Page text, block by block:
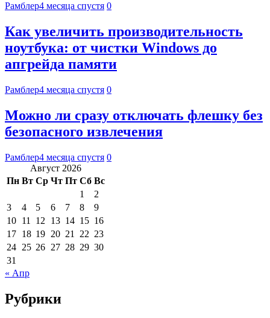
Рамблер4 месяца спустя 0
Как увеличить производительность
ноутбука: от чистки Windows до
апгрейда памяти
Рамблер4 месяца спустя 0
Можно ли сразу отключать флешку без
безопасного извлечения
Рамблер4 месяца спустя 0
Август 2026
Пн Вт Ср Чт Пт Сб Вс
1
2
3
4 5 6 7 8
9
10 11 12 13 14 15 16
17 18 19 20 21 22 23
24 25 26 27 28 29 30
31
« Апр
Рубрики